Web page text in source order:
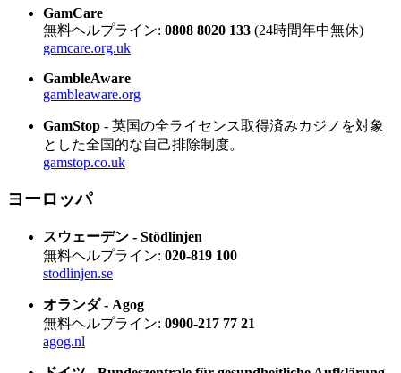
GamCare
無料ヘルプライン: 0808 8020 133 (24時間年中無休)
gamcare.org.uk
GambleAware
gambleaware.org
GamStop - 英国の全ライセンス取得済みカジノを対象
とした全国的な自己排除制度。
gamstop.co.uk
ヨーロッパ
スウェーデン - Stödlinjen
無料ヘルプライン: 020-819 100
stodlinjen.se
オランダ - Agog
無料ヘルプライン: 0900-217 77 21
agog.nl